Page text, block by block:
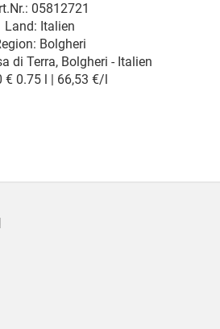
05812721
Land: Italien
di Terra, Bolgheri - Italien
Bolgheri
€ 0.75 l | 66,53 €/l